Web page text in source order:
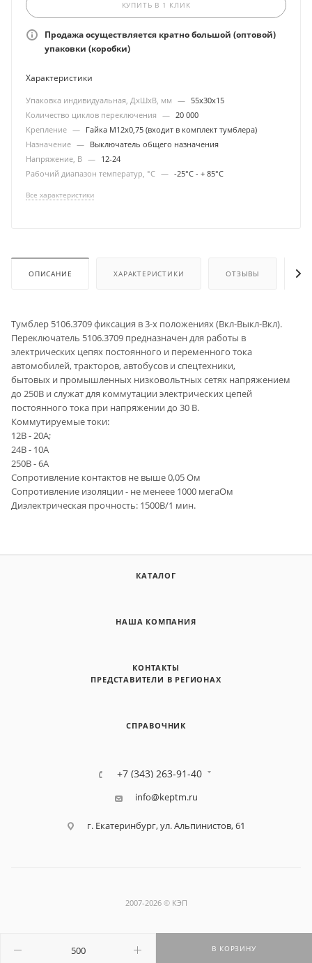
В КОРЗИНУ
КУПИТЬ В 1 КЛИК
Продажа осуществляется кратно большой (оптовой)
упаковки (коробки)
Характеристики
Упаковка индивидуальная, ДхШхВ, мм — 55х30х15
Количество циклов переключения — 20 000
Крепление — Гайка М12х0,75 (входит в комплект тумблера)
Назначение — Выключатель общего назначения
Напряжение, В — 12-24
Рабочий диапазон температур, °С — -25°С - + 85°С
Все характеристики
ОПИСАНИЕ ХАРАКТЕРИСТИКИ ОТЗЫВЫ
Тумблер 5106.3709 фиксация в 3-х положениях (Вкл-Выкл-Вкл).
Переключатель 5106.3709 предназначен для работы в
электрических цепях постоянного и переменного тока
автомобилей, тракторов, автобусов и спецтехники,
бытовых и промышленных низковольтных сетях напряжением
до 250В и служат для коммутации электрических цепей
постоянного тока при напряжении до 30 В.
Коммутируемые токи:
12В - 20А;
24В - 10А
250В - 6А
Сопротивление контактов не выше 0,05 Ом
Сопротивление изоляции - не менеее 1000 мегаОм
Диэлектрическая прочность: 1500В/1 мин.
КАТАЛОГ
НАША КОМПАНИЯ
КОНТАКТЫ
ПРЕДСТАВИТЕЛИ В РЕГИОНАХ
СПРАВОЧНИК
+7 (343) 263-91-40
info@keptm.ru
г. Екатеринбург, ул. Альпинистов, 61
2007-2026 © КЭП